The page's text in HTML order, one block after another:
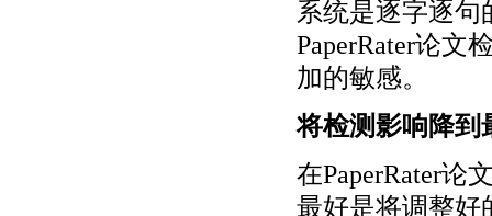
系统是逐字逐句
PaperRater论文
加的敏感。
将检测影响降到
在PaperRater论
最好是将调整好